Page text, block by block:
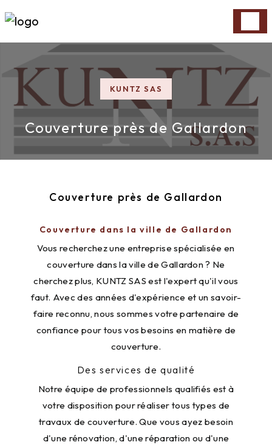
Couverture près de Gallardon
KUNTZ SAS
Couverture près de Gallardon
Couverture dans la ville de Gallardon
Vous recherchez une entreprise spécialisée en
couverture dans la ville de Gallardon ? Ne
cherchez plus, KUNTZ SAS est l'expert qu'il vous
faut. Avec des années d'expérience et un savoir-
faire reconnu, nous sommes votre partenaire de
confiance pour tous vos besoins en matière de
couverture.
Des services de qualité
Notre équipe de professionnels qualifiés est à
votre disposition pour réaliser tous types de
travaux de couverture. Que vous ayez besoin
d'une rénovation, d'une réparation ou d'une